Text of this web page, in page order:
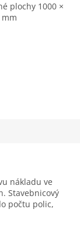
plochy 1000 ×
nákladu ve
Stavebnicový
počtu polic,